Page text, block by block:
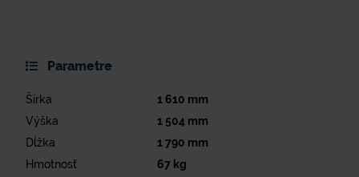
Parametre
Šírka 1 610 mm
Výška
1 504mm
Dĺžka
1 790 mm
Hmotnosť
67kg